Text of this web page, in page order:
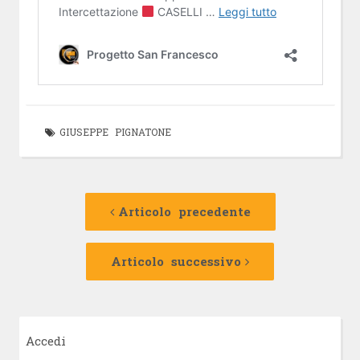
GIUSEPPE PIGNATONE
Navigazione
Articolo precedente
Articolo
Articolo successivo
Articolo
Accedi